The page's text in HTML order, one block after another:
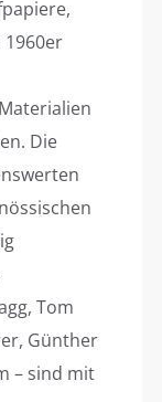
Die
Tom
Günther
– sind mit